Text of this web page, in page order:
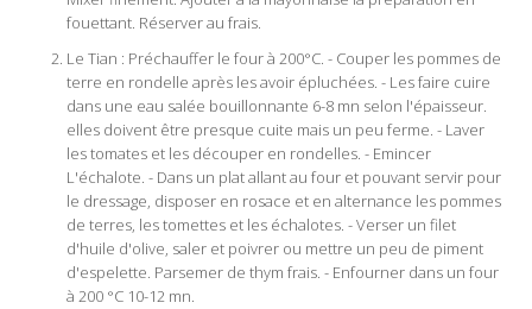
fouettant. Réserver au frais.
Le Tian : Préchauffer le four à 200°C. - Couper les pommes de
terre en rondelle après les avoir épluchées. - Les faire cuire
dans une eau salée bouillonnante 6-8 mn selon l'épaisseur.
elles doivent être presque cuite mais un peu ferme. - Laver
les tomates et les découper en rondelles. - Emincer
L'échalote. - Dans un plat allant au four et pouvant servir pour
le dressage, disposer en rosace et en alternance les pommes
de terres, les tomettes et les échalotes. - Verser un filet
d'huile d'olive, saler et poivrer ou mettre un peu de piment
d'espelette. Parsemer de thym frais. - Enfourner dans un four
à 200 °C 10-12 mn.